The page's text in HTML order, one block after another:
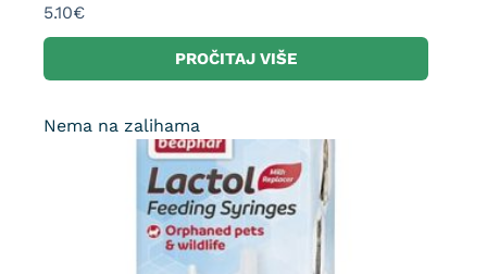
5.10€
PROČITAJ VIŠE
Nema na zalihama